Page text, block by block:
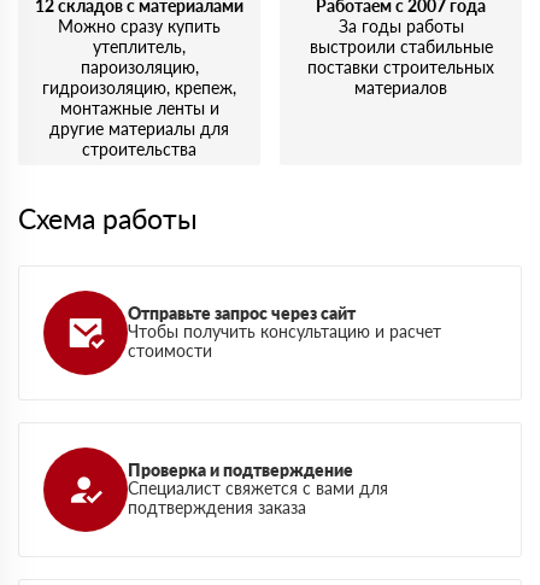
12 складов с материалами
Можно сразу купить
утеплитель,
пароизоляцию,
гидроизоляцию, крепеж,
монтажные ленты и
другие материалы для
строительства
Работаем с 2007 года
За годы работы
выстроили стабильные
поставки строительных
материалов
Схема работы
Отправьте запрос через сайт
Чтобы получить консультацию и расчет
стоимости
Проверка и подтверждение
Специалист свяжется с вами для
подтверждения заказа